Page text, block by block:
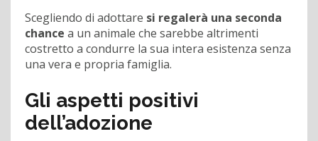
Scegliendo di adottare si regalerà una seconda
chance a un animale che sarebbe altrimenti
costretto a condurre la sua intera esistenza senza
una vera e propria famiglia.
Gli aspetti positivi
dell’adozione